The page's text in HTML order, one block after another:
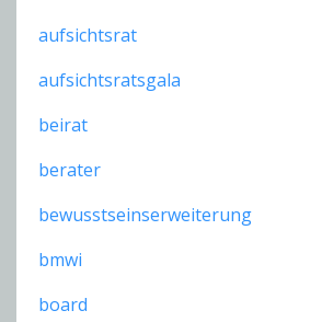
aufsichtsrat
aufsichtsratsgala
beirat
berater
bewusstseinserweiterung
bmwi
board